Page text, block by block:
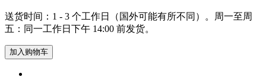
送货时间：1 - 3 个工作日（国外可能有所不同）。周一至周
五：同一工作日下午 14:00 前发货。
加入购物车